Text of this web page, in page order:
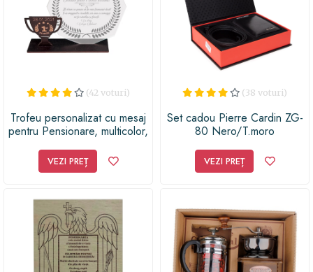
(42 voturi)
Trofeu personalizat cu mesaj
pentru Pensionare, multicolor,
VEZI PREȚ
(38 voturi)
Set cadou Pierre Cardin ZG-
80 Nero/T.moro
VEZI PREȚ